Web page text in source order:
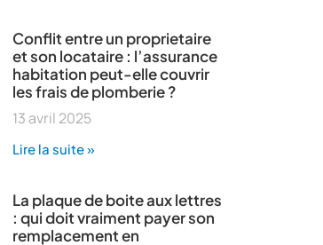
Conflit entre un proprietaire
et son locataire : l’assurance
habitation peut-elle couvrir
les frais de plomberie ?
13 avril 2025
Lire la suite »
La plaque de boite aux lettres
: qui doit vraiment payer son
remplacement en